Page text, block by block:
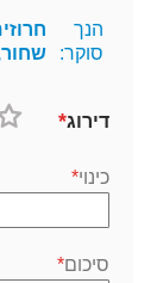
הנך
סוקר:
דירוג
כינוי
סיכום